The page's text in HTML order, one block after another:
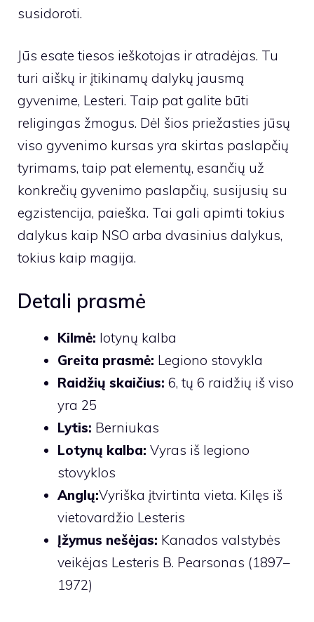
susidoroti.
Jūs esate tiesos ieškotojas ir atradėjas. Tu
turi aiškų ir įtikinamų dalykų jausmą
gyvenime, Lesteri. Taip pat galite būti
religingas žmogus. Dėl šios priežasties jūsų
viso gyvenimo kursas yra skirtas paslapčių
tyrimams, taip pat elementų, esančių už
konkrečių gyvenimo paslapčių, susijusių su
egzistencija, paieška. Tai gali apimti tokius
dalykus kaip NSO arba dvasinius dalykus,
tokius kaip magija.
Detali prasmė
Kilmė: lotynų kalba
Greita prasmė: Legiono stovykla
Raidžių skaičius: 6, tų 6 raidžių iš viso
yra 25
Lytis: Berniukas
Lotynų kalba: Vyras iš legiono
stovyklos
Anglų:Vyriška įtvirtinta vieta. Kilęs iš
vietovardžio Lesteris
Įžymus nešėjas: Kanados valstybės
veikėjas Lesteris B. Pearsonas (1897–
1972)